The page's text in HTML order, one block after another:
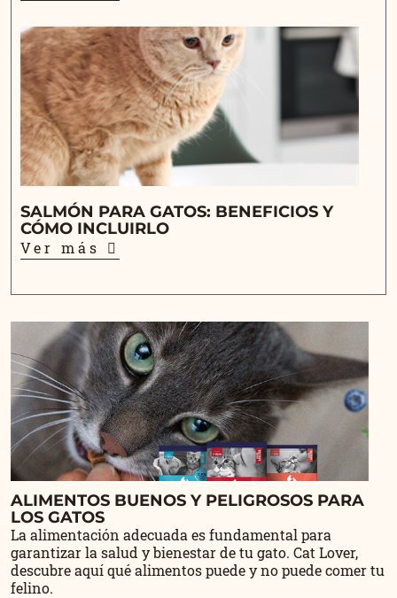
SALMÓN PARA GATOS: BENEFICIOS Y
CÓMO INCLUIRLO
Ver más
ALIMENTOS BUENOS Y PELIGROSOS PARA
LOS GATOS
La alimentación adecuada es fundamental para
garantizar la salud y bienestar de tu gato. Cat Lover,
descubre aquí qué alimentos puede y no puede comer tu
felino.